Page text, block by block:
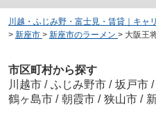
川越・ふじみ野・富士見・賃貸｜キ
> 新座市 > 新座市のラーメン > 大阪王
市区町村から探す
川越市 / ふじみ野市 / 坂戸市 /
鶴ヶ島市 / 朝霞市 / 狭山市 /